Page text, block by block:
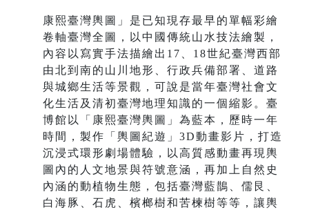
康熙臺灣輿圖」是已知現存最早的單幅彩繪
卷軸臺灣全圖，以中國傳統山水技法繪製，
內容以寫實手法描繪出17、18世紀臺灣西部
由北到南的山川地形、行政兵備部署、道路
與城鄉生活等景觀，可說是當年臺灣社會文
化生活及清初臺灣地理知識的一個縮影。臺
博館以「康熙臺灣輿圖」為藍本，歷時一年
時間，製作「輿圖紀遊」3D動畫影片，打造
沉浸式環形劇場體驗，以高質感動畫再現輿
圖內的人文地景與符號意涵，再加上自然史
內涵的動植物生態，包括臺灣藍鵲、儒艮、
白海豚、石虎、檳榔樹和苦楝樹等等，讓輿